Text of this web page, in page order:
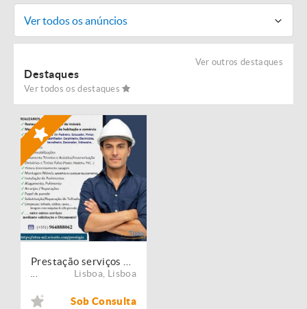
Ver todos os anúncios
Ver outros destaques
Destaques
Ver todos os destaques
Lisboa Lisboa
Sob Consulta